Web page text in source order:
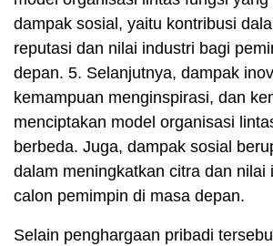
dampak sosial, yaitu kontribusi
reputasi dan nilai industri bagi
depan. 5. Selanjutnya, dampak
kemampuan menginspirasi, dan
menciptakan model organisasi
berbeda. Juga, dampak sosial
dalam meningkatkan citra dan nilai
calon pemimpin di masa depan.
Selain penghargaan pribadi